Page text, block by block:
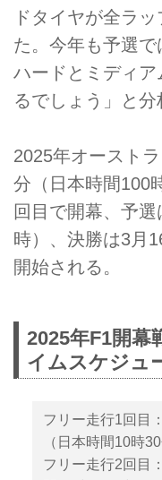
ドタイヤが全ラ
た。今年も予選
ハードとミディ
るでしょう」と分
2025年オースト
分（日本時間100
回目で開幕、予
時）、決勝は3月
開始される。
2025年F1開幕
イムスケジュ
フリー走行1回目
（日本時間10時
フリー走行2回目